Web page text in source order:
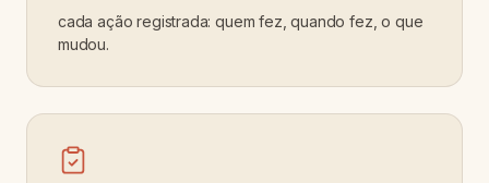
cada ação registrada: quem fez, quando fez, o que
mudou.